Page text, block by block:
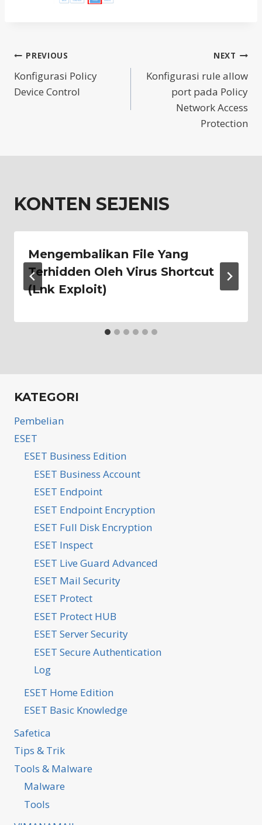
Post
navigation
PREVIOUS
Konfigurasi Policy
Device Control
NEXT
Konfigurasi rule allow
port pada Policy
Network Access
Protection
KONTEN SEJENIS
Mengembalikan File Yang
Terhidden Oleh Virus Shortcut
(Lnk Exploit)
KATEGORI
Pembelian
ESET
ESET Business Edition
ESET Business Account
ESET Endpoint
ESET Endpoint Encryption
ESET Full Disk Encryption
ESET Inspect
ESET Live Guard Advanced
ESET Mail Security
ESET Protect
ESET Protect HUB
ESET Server Security
ESET Secure Authentication
Log
ESET Home Edition
ESET Basic Knowledge
Safetica
Tips & Trik
Tools & Malware
Malware
Tools